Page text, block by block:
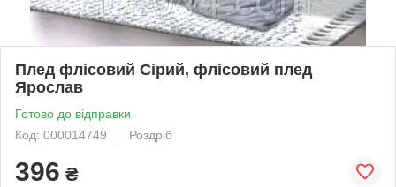
Плед флісовий Сірий, флісовий плед
Ярослав
Готово до відправки
Код: 000014749
Роздріб
396 ₴